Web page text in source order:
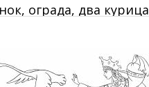
ограда, два курица